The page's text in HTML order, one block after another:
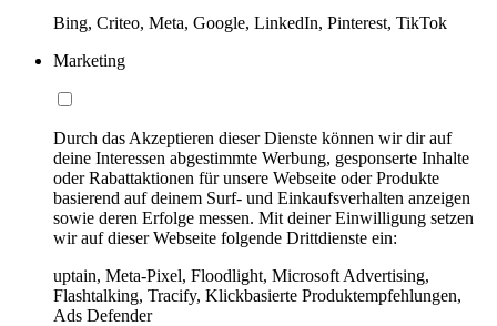
Bing, Criteo, Meta, Google, LinkedIn, Pinterest, TikTok
Marketing
Durch das Akzeptieren dieser Dienste können wir dir auf
deine Interessen abgestimmte Werbung, gesponserte Inhalte
oder Rabattaktionen für unsere Webseite oder Produkte
basierend auf deinem Surf- und Einkaufsverhalten anzeigen
sowie deren Erfolge messen. Mit deiner Einwilligung setzen
wir auf dieser Webseite folgende Drittdienste ein:
uptain, Meta-Pixel, Floodlight, Microsoft Advertising,
Flashtalking, Tracify, Klickbasierte Produktempfehlungen,
Ads Defender